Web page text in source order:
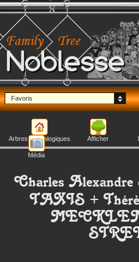
Noblesse
Favoris
Arbres généalogiques Afficher
Média
Charles Alexandre
TAXIS +